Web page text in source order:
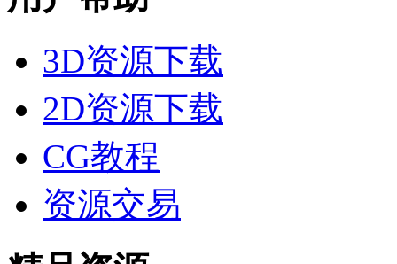
3D资源下载
2D资源下载
CG教程
资源交易